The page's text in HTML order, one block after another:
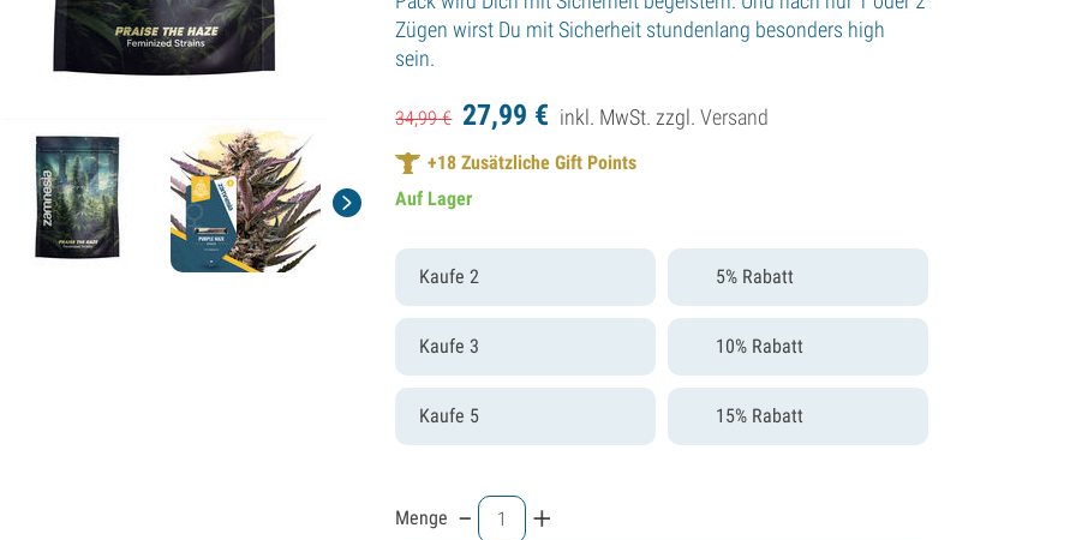
Zügen wirst Du mit Sicherheit stundenlang besonders high
sein.
34,99€ 27,99 € inkl. MwSt. zzgl.Versand
+18 Zusätzliche Gift Points
Auf Lager
Kaufe 2 5% Rabatt
Kaufe 3 10% Rabatt
Kaufe 5 15% Rabatt
Menge - +